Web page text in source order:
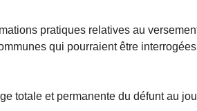
pratiques relatives au
qui pourraient être
totale et permanente du défunt au